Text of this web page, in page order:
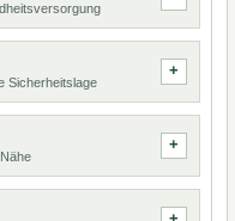
Sicherheitslage